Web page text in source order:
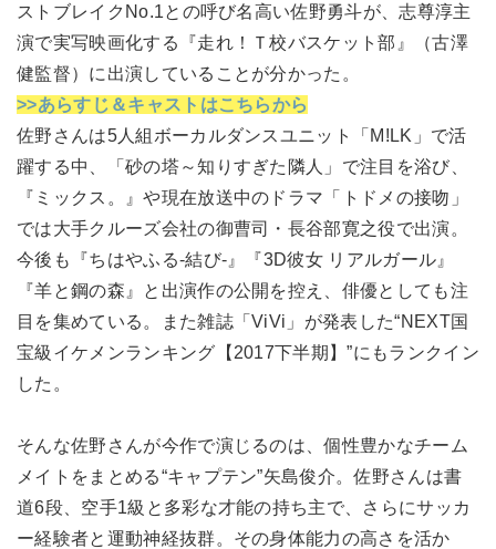
ストブレイクNo.1との呼び名高い佐野勇斗が、志尊淳主
演で実写映画化する『走れ！Ｔ校バスケット部』（古澤
健監督）に出演していることが分かった。
>>あらすじ＆キャストはこちらから
佐野さんは5人組ボーカルダンスユニット「M!LK」で活
躍する中、「砂の塔～知りすぎた隣人」で注目を浴び、
『ミックス。』や現在放送中のドラマ「トドメの接吻」
では大手クルーズ会社の御曹司・長谷部寛之役で出演。
今後も『ちはやふる-結び-』『3D彼女 リアルガール』
『羊と鋼の森』と出演作の公開を控え、俳優としても注
目を集めている。また雑誌「ViVi」が発表した“NEXT国
宝級イケメンランキング【2017下半期】”にもランクイン
した。
そんな佐野さんが今作で演じるのは、個性豊かなチーム
メイトをまとめる“キャプテン”矢島俊介。佐野さんは書
道6段、空手1級と多彩な才能の持ち主で、さらにサッカ
ー経験者と運動神経抜群。その身体能力の高さを活か